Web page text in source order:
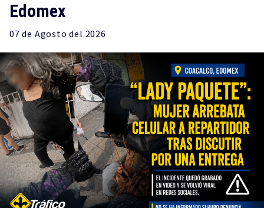
Edomex
07 de Agosto del 2026